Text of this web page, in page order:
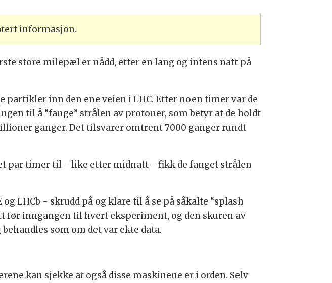
informasjon.
store milepæl er nådd, etter en lang og intens natt på
partikler inn den ene veien i LHC. Etter noen timer var de
til å “fange” strålen av protoner, som betyr at de holdt
ganger. Det tilsvarer omtrent 7000 ganger rundt
par timer til - like etter midnatt - fikk de fanget strålen
LHCb - skrudd på og klare til å se på såkalte “splash
før inngangen til hvert eksperiment, og den skuren av
som om det var ekte data.
kan sjekke at også disse maskinene er i orden. Selv